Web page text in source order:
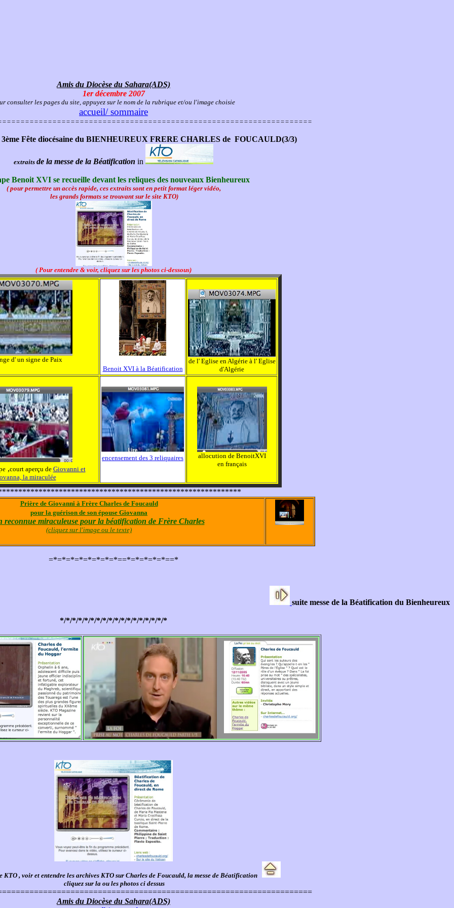
Amis du Diocèse du Sahara(ADS)
1er décembre 2007
consulter les pages du site, appuyez sur le nom de la rubrique et/ou l'image choisie
accueil/ sommaire
3ème Fête diocésaine du BIENHEUREUX FRERE CHARLES de FOUCAULD(3/3)
extraits de la messe de la Béatification in
Benoit XVI se recueille devant les reliques des nouveaux Bienheureux
(pour permettre un accès rapide, ces extraits sont en petit format léger vidéo,
les grands formats se trouvant sur le site KTO)
( Pour entendre & voir, cliquez sur les photos ci-dessous)
d' un signe de Paix
Benoit XVI à la Béatification
de l' Eglise en Algérie à l' Eglise
d'Algérie
,court aperçu de Giovanni et
la miraculée
encensement des 3 reliquaires
allocution de BenoitXVI
en français
Prière de Giovanni à Frère Charles de Foucauld
pour la guérison de son épouse Giovanna
reconnue miraculeuse pour la béatification de Frère Charles
(cliquez sur l'image ou le texte)
=*=*=*=*=*=*=*=*==*=*=*=*=*==*
suite messe de la Béatification du Bienheureux
*/*/*/*/*/*/*/*/*/*/*/*/*/*/*/*/*/*
KTO , voir et entendre les archives KTO sur Charles de Foucauld, la messe de Béatification
cliquez sur la ou les photos ci dessus
Amis du Diocèse du Sahara(ADS)